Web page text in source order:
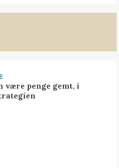
være penge gemt, i